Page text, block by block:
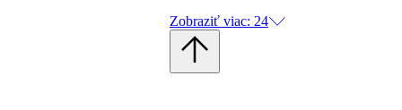
Zobraziť viac: 24